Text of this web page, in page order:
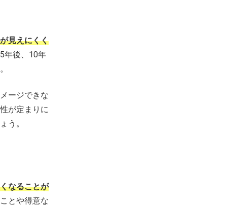
見えにくく
年後、10年
ージできな
が定まりに
う。
なることが
とや得意な